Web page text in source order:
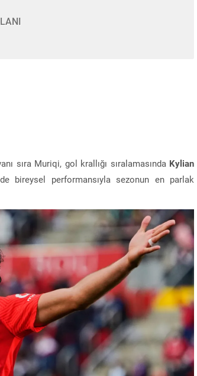
sıra Muriqi, gol krallığı sıralamasında Kylian
bireysel performansıyla sezonun en parlak